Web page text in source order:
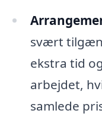
svært
ekstra tid
arbejdet,
samlede